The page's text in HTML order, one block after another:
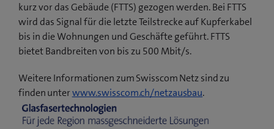
kurz vor das Gebäude (FTTS) gezogen werden. Bei FTTS
wird das Signal für die letzte Teilstrecke auf Kupferkabel
bis in die Wohnungen und Geschäfte geführt. FTTS
bietet Bandbreiten von bis zu 500 Mbit/s.
Weitere Informationen zum Swisscom Netz sind zu
finden unterwww.swisscom.ch/netzausbau.